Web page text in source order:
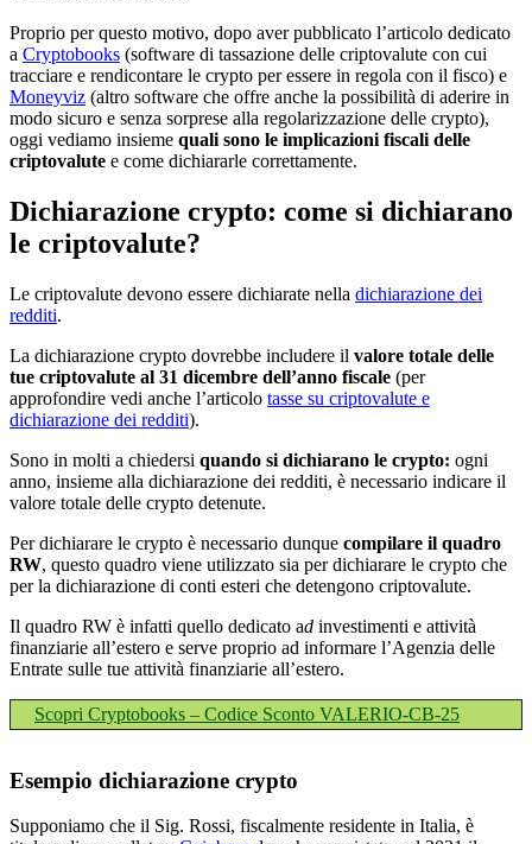
Proprio per questo motivo, dopo aver pubblicato l’articolo dedicato
a Cryptobooks (software di tassazione delle criptovalute con cui
tracciare e rendicontare le crypto per essere in regola con il fisco) e
Moneyviz (altro software che offre anche la possibilità di aderire in
modo sicuro e senza sorprese alla regolarizzazione delle crypto),
oggi vediamo insieme quali sono le implicazioni fiscali delle
criptovalute e come dichiararle correttamente.
Dichiarazione crypto: come si dichiarano
le criptovalute?
Le criptovalute devono essere dichiarate nella dichiarazione dei
redditi.
La dichiarazione crypto dovrebbe includere il valore totale delle
tue criptovalute al 31 dicembre dell’anno fiscale (per
approfondire vedi anche l’articolo tasse su criptovalute e
dichiarazione dei redditi).
Sono in molti a chiedersi quando si dichiarano le crypto: ogni
anno, insieme alla dichiarazione dei redditi, è necessario indicare il
valore totale delle crypto detenute.
Per dichiarare le crypto è necessario dunque compilare il quadro
RW, questo quadro viene utilizzato sia per dichiarare le crypto che
per la dichiarazione di conti esteri che detengono criptovalute.
Il quadro RW è infatti quello dedicato ad investimenti e attività
finanziarie all’estero e serve proprio ad informare l’Agenzia delle
Entrate sulle tue attività finanziarie all’estero.
Scopri Cryptobooks – Codice Sconto VALERIO-CB-25
Esempio dichiarazione crypto
Supponiamo che il Sig. Rossi, fiscalmente residente in Italia, è